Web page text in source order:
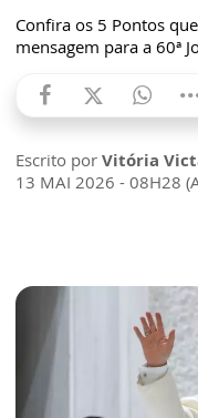
Confira os 5 Pontos
mensagem para a 60ª
Escrito por Vitória
13 MAI 2026 - 08H28